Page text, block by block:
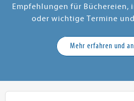
Empfehlungen für Büchereien,
oder wichtige Termine
Mehr erfahren und